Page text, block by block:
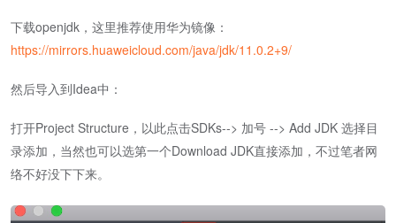
下载openjdk，这里推荐使用华为镜像：
https://mirrors.huaweicloud.com/java/jdk/11.0.2+9/
然后导入到Idea中：
打开Project Structure，以此点击SDKs--> 加号 --> Add JDK 选择目
录添加，当然也可以选第一个Download JDK直接添加，不过笔者网
络不好没下下来。